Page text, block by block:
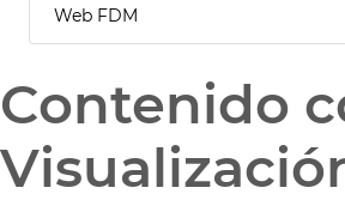
Web FDM
Contenido